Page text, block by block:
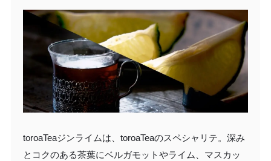
toroaTeaジンライムは、toroaTeaのスペシャリテ。深み
とコクのある茶葉にベルガモットやライム、マスカッ